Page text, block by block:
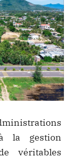
la gestion
véritables